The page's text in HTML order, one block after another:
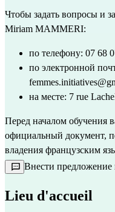
Чтобы задать вопросы и
Miriam MAMMERI:
по телефону: 07 68
по электронной
на месте: 7 rue
Перед началом обучения
официальный документ,
владения французским
Внести
Lieu d'accueil